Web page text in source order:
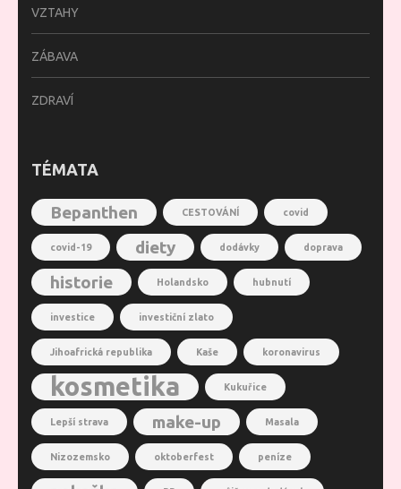
VZTAHY
ZÁBAVA
ZDRAVÍ
TÉMATA
Bepanthen CESTOVÁNÍ covid
covid-19 diety dodávky doprava
historie Holandsko hubnutí
investice investiční zlato
Jihoafrická republika Kaše koronavirus
kosmetika Kukuřice
Lepší strava make-up Masala
Nizozemsko oktoberfest peníze